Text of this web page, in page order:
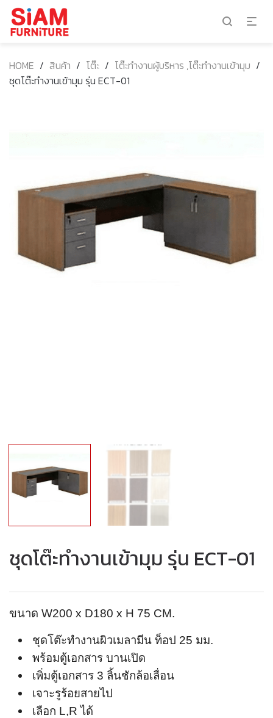
HOME / สินค้า / โต๊ะ / โต๊ะทำงานผู้บริหาร ,โต๊ะทำงานเข้ามุม /
ชุดโต๊ะทำงานเข้ามุม รุ่น ECT-01
ชุดโต๊ะทำงานเข้ามุม รุ่น ECT-01
ขนาด W200 x D180 x H 75 CM.
ชุดโต๊ะทำงานผิวเมลามีน ท็อป 25 มม.
พร้อมตู้เอกสาร บานเปิด
เพิ่มตู้เอกสาร 3 ลิ้นชักล้อเลื่อน
เจาะรูร้อยสายไป
เลือก L,R ได้